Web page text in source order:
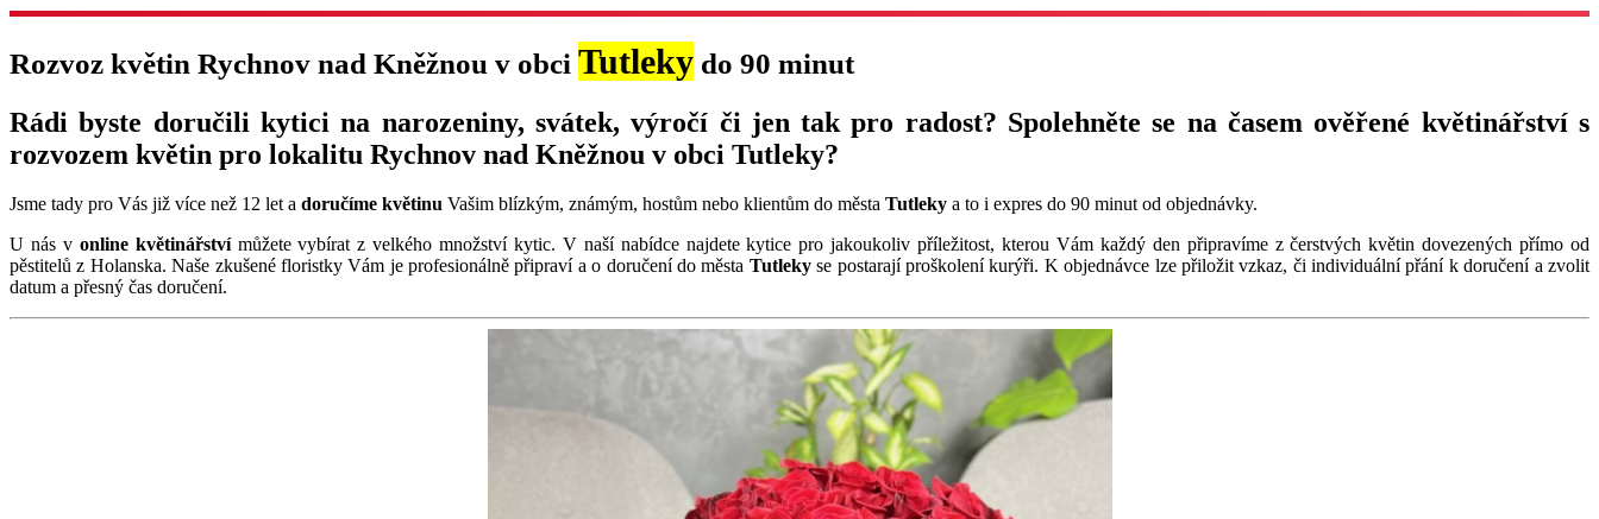
Rozvoz květin Rychnov nad Kněžnou v obci Tutleky do 90 minut
Rádi byste doručili kytici na narozeniny, svátek, výročí či jen tak pro radost? Spolehněte se na časem ověřené květinářství s
rozvozem květin pro lokalitu Rychnov nad Kněžnou v obci Tutleky?
Jsme tady pro Vás již více než 12 let a doručíme květinu Vašim blízkým, známým, hostům nebo klientům do města Tutleky a to i expres do 90 minut od objednávky.
U nás v online květinářstvímůžete vybírat z velkého množství kytic. V naší nabídce najdete kytice pro jakoukoliv příležitost, kterou Vám každý den připravíme z čerstvých květin dovezených přímo od
pěstitelů z Holanska. Naše zkušené floristky Vám je profesionálně připraví a o doručení do města Tutlekyse postarají proškolení kurýři. K objednávce lze přiložit vzkaz, či individuální přání k doručení a zvolit
datum a přesný čas doručení.